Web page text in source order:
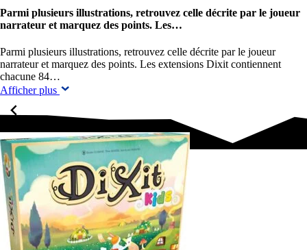
Parmi plusieurs illustrations, retrouvez celle décrite par le joueur
narrateur et marquez des points. Les…
Parmi plusieurs illustrations, retrouvez celle décrite par le joueur
narrateur et marquez des points. Les extensions Dixit contiennent
chacune 84…
Afficher plus